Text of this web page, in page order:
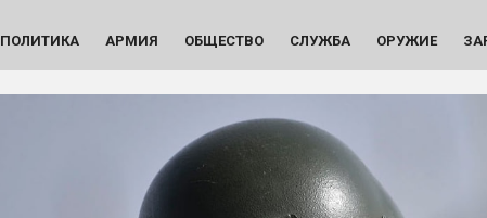
ПОЛИТИКА АРМИЯ ОБЩЕСТВО СЛУЖБА ОРУЖИЕ